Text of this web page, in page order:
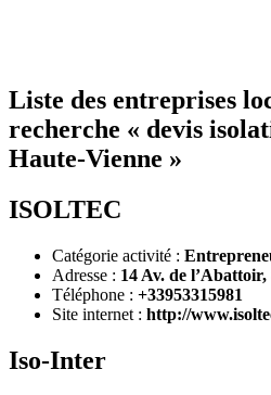
Liste des entreprises
recherche « devis
Haute-Vienne »
ISOLTEC
Catégorie activité :
Adresse : 14 Av. de
Téléphone : +33953315981
Site internet : http://
Iso-Inter